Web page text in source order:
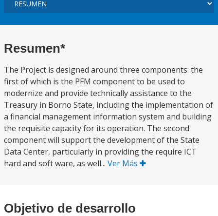
Resumen*
The Project is designed around three components: the
first of which is the PFM component to be used to
modernize and provide technically assistance to the
Treasury in Borno State, including the implementation of
a financial management information system and building
the requisite capacity for its operation. The second
component will support the development of the State
Data Center, particularly in providing the require ICT
hard and soft ware, as well... Ver Más
Objetivo de desarrollo